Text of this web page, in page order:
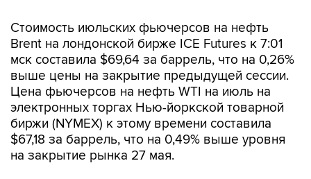
мск составила $69,64 за баррель, что на 0,26%
выше цены на закрытие предыдущей сессии.
Цена фьючерсов на нефть WTI на июль на
электронных торгах Нью-йоркской товарной
биржи (NYMEX) к этому времени составила
$67,18 за баррель, что на 0,49% выше уровня
на закрытие рынка 27 мая.
Фондовые индексы стран Азиатско-